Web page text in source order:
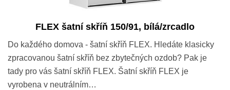
FLEX šatní skříň 150/91, bílá/zrcadlo
Do každého domova - šatní skříň FLEX. Hledáte klasicky
zpracovanou šatní skříň bez zbytečných ozdob? Pak je
tady pro vás šatní skříň FLEX. Šatní skříň FLEX je
vyrobena v neutrálním…